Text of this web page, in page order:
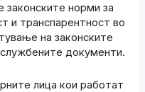
законските норми за
и транспарентност во
на законските
документи.
лица кои работат